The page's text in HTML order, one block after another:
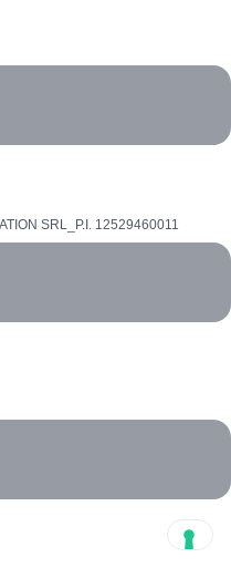
SRL_P.I. 12529460011